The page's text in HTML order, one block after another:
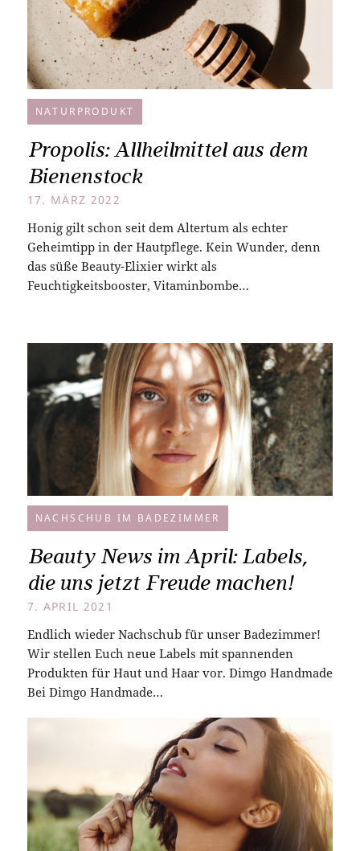
NATURPRODUKT
Propolis: Allheilmittel aus dem
Bienenstock
17. MÄRZ 2022
Honig gilt schon seit dem Altertum als echter
Geheimtipp in der Hautpflege. Kein Wunder, denn
das süße Beauty-Elixier wirkt als
Feuchtigkeitsbooster, Vitaminbombe…
NACHSCHUB IM BADEZIMMER
Beauty News im April: Labels,
die uns jetzt Freude machen!
7. APRIL 2021
Endlich wieder Nachschub für unser Badezimmer!
Wir stellen Euch neue Labels mit spannenden
Produkten für Haut und Haar vor. Dimgo Handmade
Bei Dimgo Handmade…